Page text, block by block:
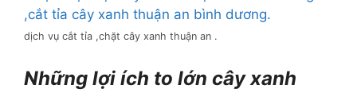
dịch vụ cắt tỉa ,chặt cây xanh thuận an .
Những lợi ích to lớn cây xanh